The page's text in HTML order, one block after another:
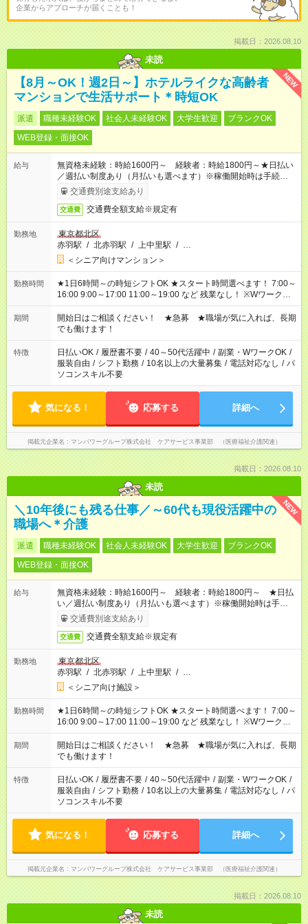
企業からアプローチが届くことも！
掲載日：2026.08.10
未読
NEW
【8月～OK！週2日～】ホテルライクな高齢者
マンションで生活サポート＊時短OK
派遣 職種未経験OK 社会人未経験OK 大学生歓迎
ブランクOK
WEB登録・面接OK
給与
無資格未経験：時給1600円～ 経験者：時給1800円～★日払い
／週払い制度あり（月払いも選べます）※稼働開始時は手続き完
了次第のお支払いとなります。
交通費別途支給あり
交通費 交通費全額支給※規定有
勤務地
東京都北区
赤羽駅 / 北赤羽駅 / 上中里駅 / …
＜シニア向けマンション＞
勤務時間
★1日6時間～の時短シフトOK ★スタート時間選べます！ 7:00～
16:00 9:00～17:00 11:00～19:00 など 残業なし！ ※Wワークの
場合、他のお仕事と合わせ週40時間超の就業はご案内できませ
ん ※法令に基づき、週20時間以上勤務は社会保険への加入対象
となります ※労働者派遣法（日雇い派遣の原則禁止）により、
短時間・短期間の就業はご案内が難しい場合があります
期間
開始日はご相談ください！ ★急募 ★職場が気に入れば、長期
でも働けます！
特徴 日払いOK / 履歴書不要 / 40～50代活躍中 / 副業・WワークOK /
服装自由 / シフト勤務 / 10名以上の大量募集 / 電話対応なし / パ
ソコンスキル不要
気になる！ 応募する 詳細へ
掲載元企業名 マンパワーグループ株式会社 ケアサービス事業部 （医療福祉介護関連）
掲載日：2026.08.10
未読
NEW
＼10年後にも残る仕事／～60代も現役活躍中の
職場へ＊介護
派遣 職種未経験OK 社会人未経験OK 大学生歓迎
ブランクOK
WEB登録・面接OK
給与
無資格未経験：時給1600円～ 経験者：時給1800円～ ★日払
い／週払い制度あり（月払いも選べます）※稼働開始時は手続き
完了次第のお支払いとなります。
交通費別途支給あり
交通費 交通費全額支給※規定有
勤務地
東京都北区
赤羽駅 / 北赤羽駅 / 上中里駅 / …
＜シニア向け施設＞
勤務時間
★1日6時間～の時短シフトOK ★スタート時間選べます！ 7:00～
16:00 9:00～17:00 11:00～19:00 など 残業なし！ ※Wワークの
場合、他のお仕事と合わせ週40時間超の就業はご案内できませ
ん ※法令に基づき、週20時間以上勤務は社会保険への加入対象
となります ※労働者派遣法（日雇い派遣の原則禁止）により、
短時間・短期間の就業はご案内が難しい場合があります
期間
開始日はご相談ください！ ★急募 ★職場が気に入れば、長期
でも働けます！
特徴 日払いOK / 履歴書不要 / 40～50代活躍中 / 副業・WワークOK /
服装自由 / シフト勤務 / 10名以上の大量募集 / 電話対応なし / パ
ソコンスキル不要
気になる！ 応募する 詳細へ
掲載元企業名 マンパワーグループ株式会社 ケアサービス事業部 （医療福祉介護関連）
掲載日：2026.08.10
未読